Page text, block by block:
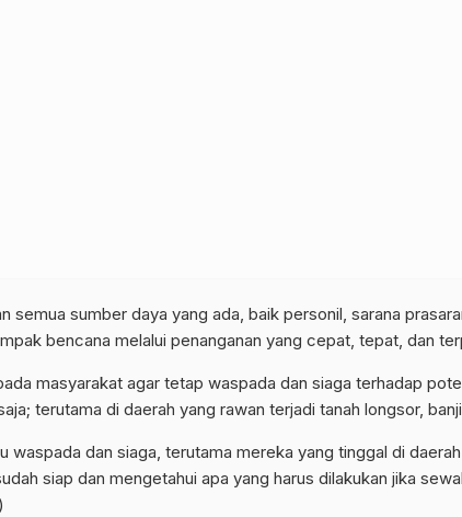
semua sumber daya yang ada, baik personil, sarana
bencana melalui penanganan yang cepat, tepat, dan
masyarakat agar tetap waspada dan siaga terhadap
terutama di daerah yang rawan terjadi tanah longsor,
waspada dan siaga, terutama mereka yang tinggal di
siap dan mengetahui apa yang harus dilakukan jika